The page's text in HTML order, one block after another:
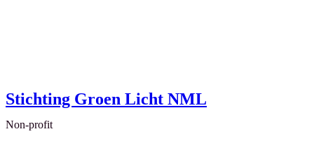
Stichting Groen Licht NML
Non-profit